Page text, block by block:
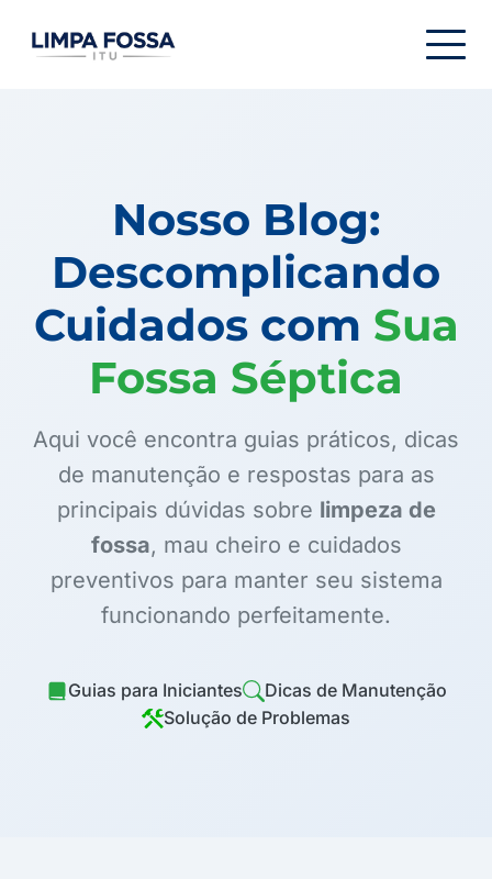
Nosso Blog:
Descomplicando
Cuidados com Sua
Fossa Séptica
Aqui você encontra guias práticos, dicas
de manutenção e respostas para as
principais dúvidas sobre limpeza de
fossa, mau cheiro e cuidados
preventivos para manter seu sistema
funcionando perfeitamente.
Guias para Iniciantes
Dicas de Manutenção
Solução de Problemas